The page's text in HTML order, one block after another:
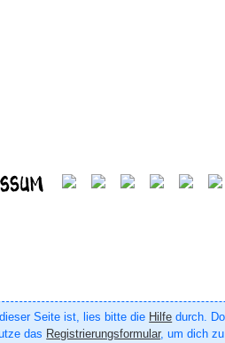
Seite ist, lies bitte die Hilfe durch.
das Registrierungsformular, um dich